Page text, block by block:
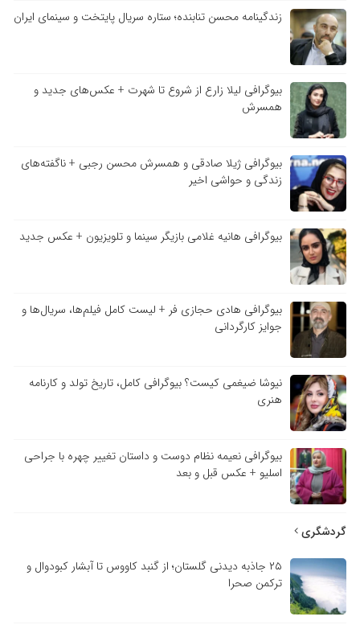
زندگینامه محسن تنابنده؛ ستاره سریال پایتخت و سینمای ایران
بیوگرافی لیلا زارع از شروع تا شهرت + عکس‌های جدید و
همسرش
بیوگرافی ژیلا صادقی و همسرش محسن رجبی + ناگفته‌های
زندگی و حواشی اخیر
بیوگرافی هانیه غلامی بازیگر سینما و تلویزیون + عکس جدید
بیوگرافی هادی حجازی فر + لیست کامل فیلم‌ها، سریال‌ها و
جوایز کارگردانی
نیوشا ضیغمی کیست؟ بیوگرافی کامل، تاریخ تولد و کارنامه
هنری
بیوگرافی نعیمه نظام دوست و داستان تغییر چهره با جراحی
اسلیو + عکس قبل و بعد
گردشگری
۲۵ جاذبه دیدنی گلستان؛ از گنبد کاووس تا آبشار کبودوال و
ترکمن صحرا